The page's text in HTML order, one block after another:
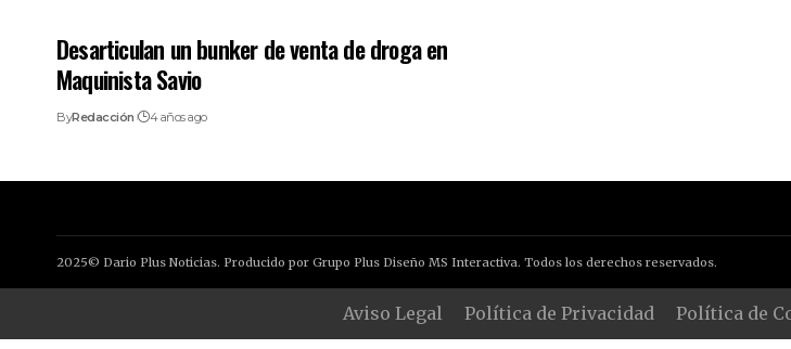
Desarticulan un bunker de venta de droga en
Maquinista Savio
ByRedacción 4 años ago
2025© Dario Plus Noticias. Producido por Grupo Plus Diseño MS Interactiva. Todos los derechos reservados.
Aviso Legal Política de Privacidad Política de